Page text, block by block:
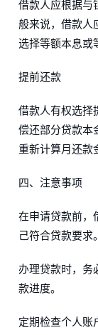
借款人应根据与
般来说，借款人
选择等额本息或
提前还款
借款人有权选择
偿还部分贷款本
重新计算月还款
四、注意事项
在申请贷款前，
己符合贷款要求。
办理贷款时，务
款进度。
定期检查个人账